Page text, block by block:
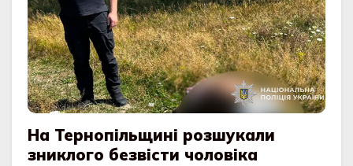
На Тернопільщині розшукали
зниклого безвісти чоловіка